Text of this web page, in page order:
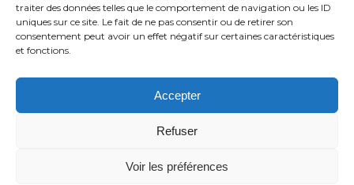
traiter des données telles que le comportement de navigation ou les ID
uniques sur ce site. Le fait de ne pas consentir ou de retirer son
consentement peut avoir un effet négatif sur certaines caractéristiques
et fonctions.
Accepter
Refuser
Voir les préférences
Place de la Victoire